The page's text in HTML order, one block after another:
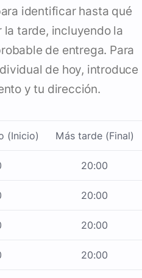
identificar hasta qué
la tarde, incluyendo la
de entrega. Para
de hoy, introduce
y tu dirección.
(Inicio) Más tarde (Final)
20:00
20:00
20:00
20:00